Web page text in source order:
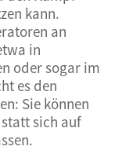
kann.
an
in
oder sogar im
es den
Sie können
sich auf